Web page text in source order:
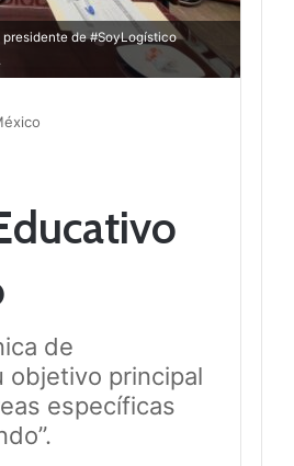
de #SoyLogístico
de
objetivo principal
específicas